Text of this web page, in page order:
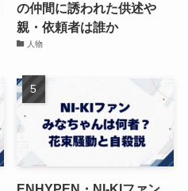
の仲間に誘われた供述や
親・依頼者は誰か
人物